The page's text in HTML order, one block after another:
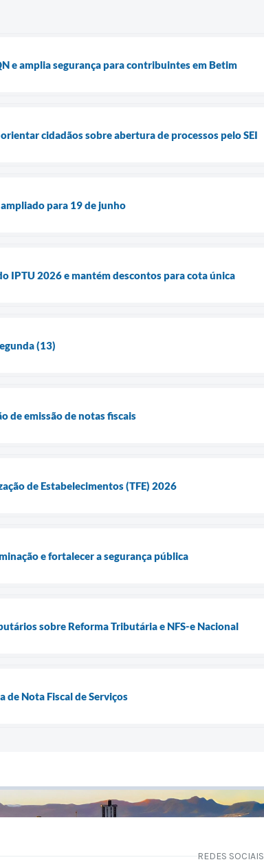
e amplia segurança para contribuintes em Betim
cidadãos sobre abertura de processos pelo SEI
para 19 de junho
IPTU 2026 e mantém descontos para cota única
(13)
de emissão de notas fiscais
de Estabelecimentos (TFE) 2026
e fortalecer a segurança pública
sobre Reforma Tributária e NFS-e Nacional
de Nota Fiscal de Serviços
REDES SOCIAIS